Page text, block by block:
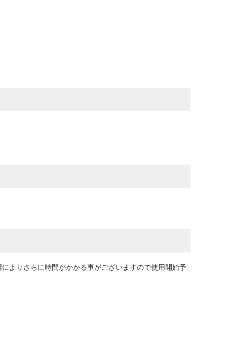
よりさらに時間がかかる事がございますので使用開始予